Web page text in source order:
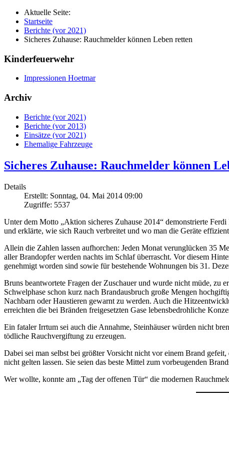
Aktuelle Seite:
Startseite
Berichte (vor 2021)
Sicheres Zuhause: Rauchmelder können Leben retten
Kinderfeuerwehr
Impressionen Hoetmar
Archiv
Berichte (vor 2021)
Berichte (vor 2013)
Einsätze (vor 2021)
Ehemalige Fahrzeuge
Sicheres Zuhause: Rauchmelder können
Details
Erstellt: Sonntag, 04. Mai 2014 09:00
Zugriffe: 5537
Unter dem Motto „Aktion sicheres Zuhause 2014“ demonstrierte
und erklärte, wie sich Rauch verbreitet und wo man die Geräte
Allein die Zahlen lassen aufhorchen: Jeden Monat verunglücken 35
aller Brandopfer werden nachts im Schlaf überrascht. Vor diesem
genehmigt worden sind sowie für bestehende Wohnungen bis 31.
Bruns beantwortete Fragen der Zuschauer und wurde nicht müde, zu
Schwelphase schon kurz nach Brandausbruch große Mengen
Nachbarn oder Haustieren gewarnt zu werden. Auch die
erreichten die bei Bränden freigesetzten Gase lebensbedrohliche
Ein fataler Irrtum sei auch die Annahme, Steinhäuser würden nicht
tödliche Rauchvergiftung zu erzeugen.
Dabei sei man selbst bei größter Vorsicht nicht vor einem Brand
nicht gelten lassen. Sie seien das beste Mittel zum vorbeugenden
Wer wollte, konnte am „Tag der offenen Tür“ die modernen